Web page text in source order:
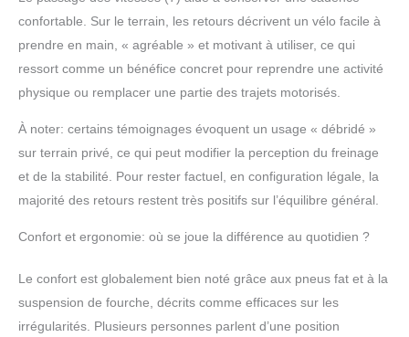
la vitesse appropriée.
L'écran LCD avancé de
velo electrique homme
homme fournit des
niveau de la batterie, la
vitesse instantanée et le
ce qui vous permet de
suivre les informations
phare avant LED
rouge (les freins peuvent
également s'allumer)
garantissent la sécurité
confortable. Sur le terrain, les retours décrivent un vélo facile à
prendre en main, « agréable » et motivant à utiliser, ce qui
ressort comme un bénéfice concret pour reprendre une activité
physique ou remplacer une partie des trajets motorisés.
À noter: certains témoignages évoquent un usage « débridé »
sur terrain privé, ce qui peut modifier la perception du freinage
et de la stabilité. Pour rester factuel, en configuration légale, la
majorité des retours restent très positifs sur l’équilibre général.
Confort et ergonomie: où se joue la différence au quotidien ?
Le confort est globalement bien noté grâce aux pneus fat et à la
suspension de fourche, décrits comme efficaces sur les
irrégularités. Plusieurs personnes parlent d’une position